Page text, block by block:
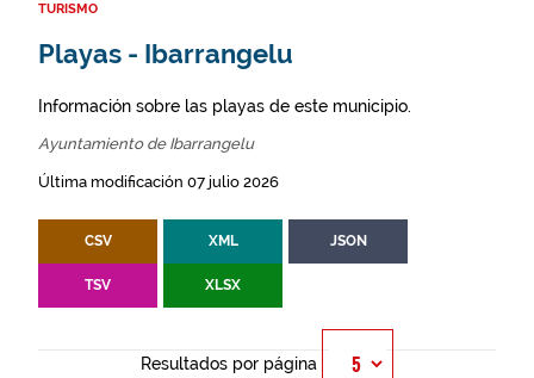
TURISMO
Playas - Ibarrangelu
Información sobre las playas de este municipio.
Ayuntamiento de Ibarrangelu
Última modificación 07 julio 2026
CSV XML JSON
TSV XLSX
Resultados por página